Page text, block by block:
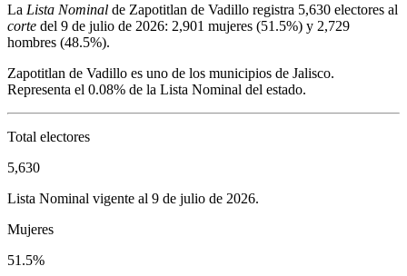
La Lista Nominal de Zapotitlan de Vadillo registra 5,630 electores al
corte del 9 de julio de 2026: 2,901 mujeres (51.5%) y 2,729
hombres (48.5%).
Zapotitlan de Vadillo es uno de los municipios de Jalisco.
Representa el 0.08% de la Lista Nominal del estado.
Total electores
5,630
Lista Nominal vigente al 9 de julio de 2026.
Mujeres
51.5%